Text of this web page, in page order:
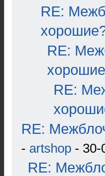
RE:
RE:
RE:
RE:
- artshop - 30-
RE: